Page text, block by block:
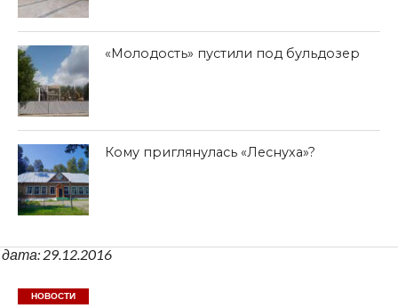
«Молодость» пустили под бульдозер
Кому приглянулась «Леснуха»?
дата: 29.12.2016
НОВОСТИ